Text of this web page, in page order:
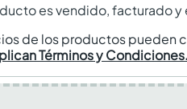
es vendido, facturado
de los productos pueden
Términos y Condiciones.